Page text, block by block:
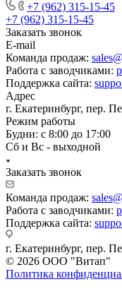
+7 (962) 315-15-45
+7 (962) 315-15-45
Заказать звонок
E-mail
Команда продаж:
Работа с заводчиками:
Поддержка сайта:
Адрес
г. Екатеринбург, пер.
Режим работы
Будни: с 8:00 до 17:00
Сб и Вс - выходной
Заказать звонок
Команда продаж:
Работа с заводчиками:
Поддержка сайта:
г. Екатеринбург, пер.
© 2026 ООО "Витап"
Политика